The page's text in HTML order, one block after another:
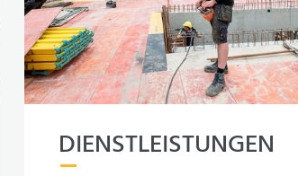
DIENSTLEISTUNGEN